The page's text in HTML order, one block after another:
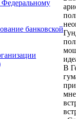
банковской
В